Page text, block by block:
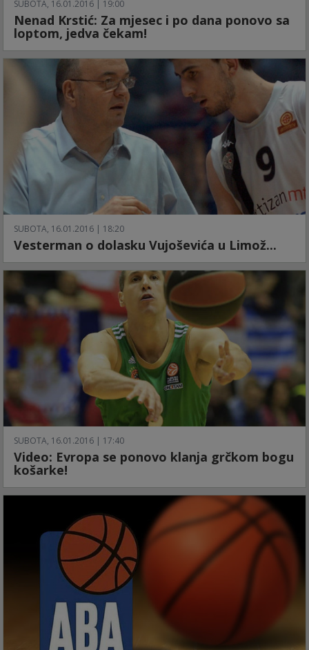
SUBOTA, 16.01.2016 | 19:00
Nenad Krstić: Za mjesec i po dana ponovo sa
loptom, jedva čekam!
SUBOTA, 16.01.2016 | 18:20
Vesterman o dolasku Vujoševića u Limož...
SUBOTA, 16.01.2016 | 17:40
Video: Evropa se ponovo klanja grčkom bogu
košarke!